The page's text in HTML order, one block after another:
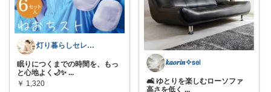
灯り暮らしセレクト
眠りにつくまでの時間を、もっ
と心地よく🌙✨ ...
￥ 1,320
𝒌𝒂𝒐𝒓𝒊𝒏✧𝗌𝖾𝗅
🛋 ゆとりを楽しむローソファ
高さを低く ...